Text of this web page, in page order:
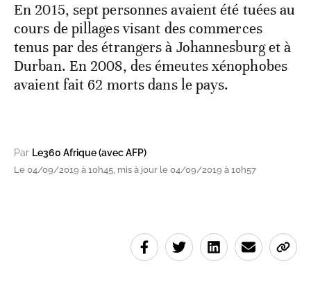
En 2015, sept personnes avaient été tuées au
cours de pillages visant des commerces
tenus par des étrangers à Johannesburg et à
Durban. En 2008, des émeutes xénophobes
avaient fait 62 morts dans le pays.
Par Le360 Afrique (avec AFP)
Le 04/09/2019 à 10h45, mis à jour le 04/09/2019 à 10h57